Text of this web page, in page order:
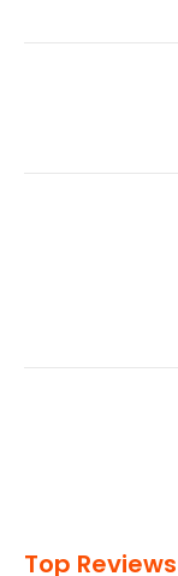
Top Reviews